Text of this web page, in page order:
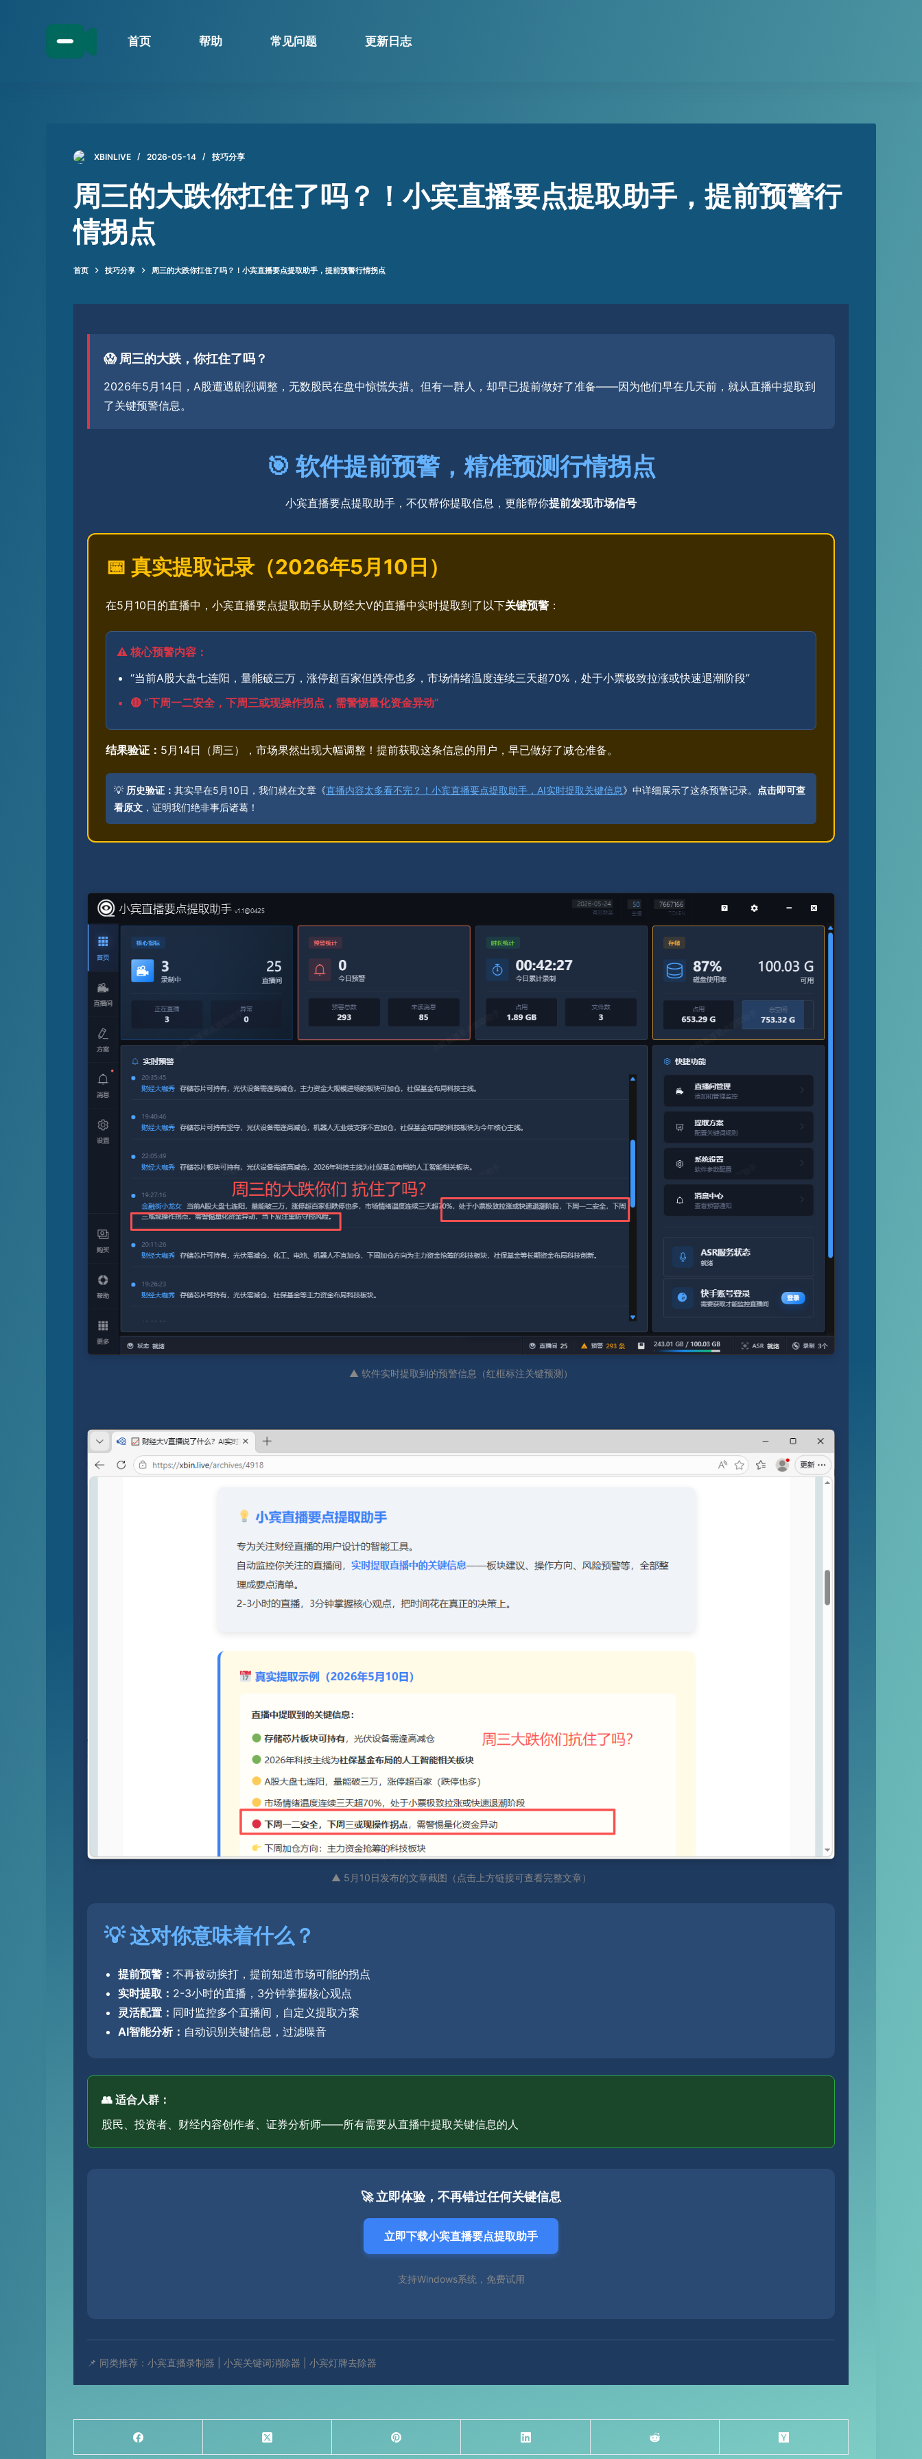
首页 帮助 常见问题 更新日志
XBINLIVE 2026-05-14 技巧分享
周三的大跌你扛住了吗？！小宾直播要点提取助手，提前预警行
情拐点
首页 技巧分享 周三的大跌你扛住了吗？！小宾直播要点提取助手，提前预警行情拐点
😱 周三的大跌，你扛住了吗？
2026年5月14日，A股遭遇剧烈调整，无数股民在盘中惊慌失措。但有一群人，却早已提前做好了准备——因为他们早在几天前，就从直播中提取到
了关键预警信息。
🎯 软件提前预警，精准预测行情拐点
小宾直播要点提取助手，不仅帮你提取信息，更能帮你提前发现市场信号
📅 真实提取记录（2026年5月10日）
在5月10日的直播中，小宾直播要点提取助手从财经大V的直播中实时提取到了以下关键预警 ：
⚠️ 核心预警内容：
“当前A股大盘七连阳，量能破三万，涨停超百家但跌停也多，市场情绪温度连续三天超70%，处于小票极致拉涨或快速退潮阶段”
🔴 “下周一二安全，下周三或现操作拐点，需警惕量化资金异动”
结果验证： 5月14日（周三），市场果然出现大幅调整！提前获取这条信息的用户，早已做好了减仓准备。
💡 历史验证：其实早在5月10日，我们就在文章《直播内容太多看不完？！小宾直播要点提取助手，AI实时提取关键信息》中详细展示了这条预警记录。
点击即可查
看原文 ，证明我们绝非事后诸葛！
▲ 软件实时提取到的预警信息（红框标注关键预测）
▲ 5月10日发布的文章截图（点击上方链接可查看完整文章）
💡 这对你意味着什么？
提前预警：不再被动挨打，提前知道市场可能的拐点
实时提取： 2-3小时的直播，3分钟掌握核心观点
灵活配置： 同时监控多个直播间，自定义提取方案
AI智能分析： 自动识别关键信息，过滤噪音
👥 适合人群：
股民、投资者、财经内容创作者、证券分析师——所有需要从直播中提取关键信息的人
🚀 立即体验，不再错过任何关键信息
立即下载小宾直播要点提取助手
支持Windows系统，免费试用
📌 同类推荐：小宾直播录制器 | 小宾关键词消除器 | 小宾灯牌去除器